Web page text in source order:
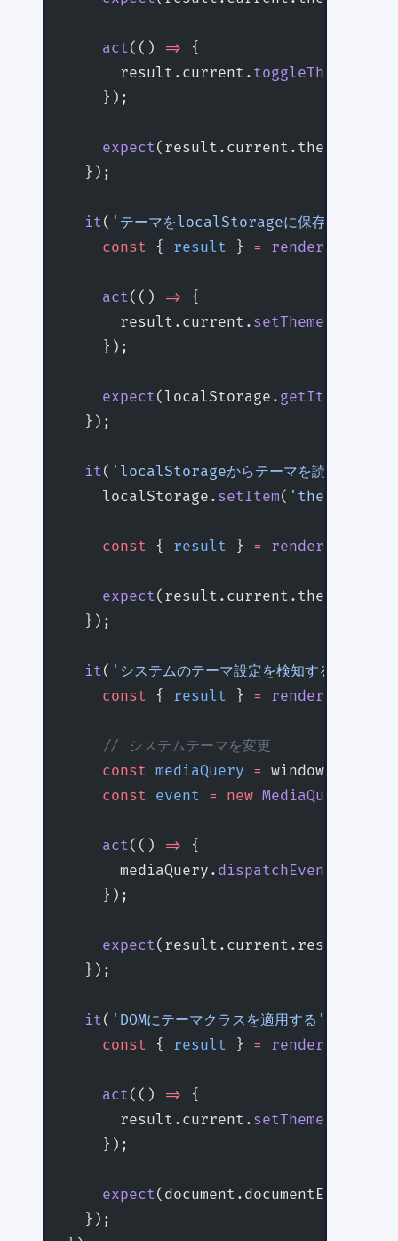
    act
(() => {
      result.current.
toggleTheme
    });
    expect
(result.current.theme).
  });
  it
( 'テーマをlocalStorageに保存する'
    const
{ result } = renderHook
    act
(() => {
      result.current.
setTheme
    });
    expect
(localStorage. getItem
  });
  it
( 'localStorageからテーマを読み込む'
    localStorage.
setItem( 'theme'
    const
{ result } = renderHook
    expect
(result.current.theme).
  });
  it
( 'システムのテーマ設定を検知する'
    const
{ result } = renderHook
    // システムテーマを変更
    const
mediaQuery = window.
    const
event = new
    act
(() => {
      mediaQuery.
dispatchEvent
    });
    expect
  });
  it
( 'DOMにテーマクラスを適用する'
    const
{ result } = renderHook
    act
(() => {
      result.current.
setTheme
    });
    expect
  });